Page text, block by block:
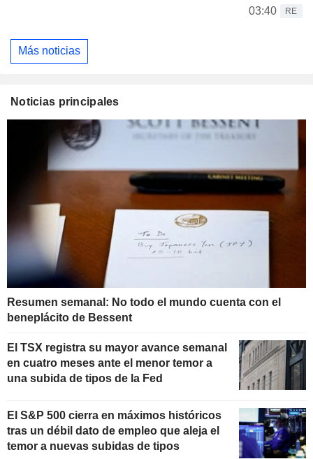
03:40
RE
Más noticias
Noticias principales
Resumen semanal: No todo el mundo cuenta con el
beneplácito de Bessent
El TSX registra su mayor avance semanal
en cuatro meses ante el menor temor a
una subida de tipos de la Fed
El S&P 500 cierra en máximos históricos
tras un débil dato de empleo que aleja el
temor a nuevas subidas de tipos